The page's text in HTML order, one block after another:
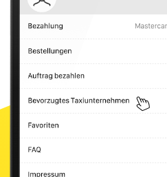
RolliBee.de
21077 Hamburg